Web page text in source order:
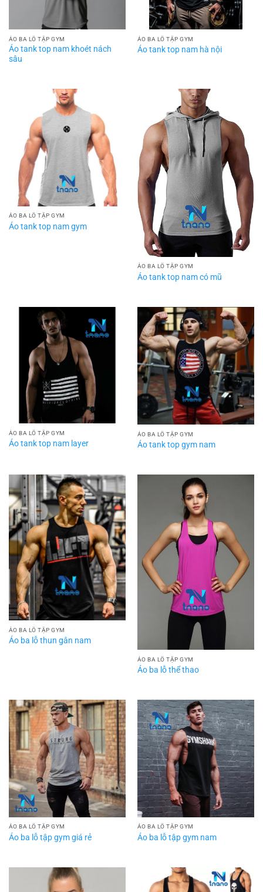
ÁO BA LỖ TẬP GYM
Áo tank top nam khoét nách
sâu
ÁO BA LỖ TẬP GYM
Áo tank top nam hà nội
ÁO BA LỖ TẬP GYM
Áo tank top nam gym
ÁO BA LỖ TẬP GYM
Áo tank top nam có mũ
ÁO BA LỖ TẬP GYM
Áo tank top nam layer
ÁO BA LỖ TẬP GYM
Áo tank top gym nam
ÁO BA LỖ TẬP GYM
Áo ba lỗ thun gân nam
ÁO BA LỖ TẬP GYM
Áo ba lỗ thể thao
ÁO BA LỖ TẬP GYM
Áo ba lỗ tập gym giá rẻ
ÁO BA LỖ TẬP GYM
Áo ba lỗ tập gym nam